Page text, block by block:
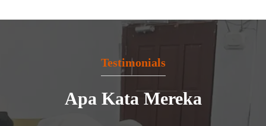
Testimonials
Apa Kata Mereka